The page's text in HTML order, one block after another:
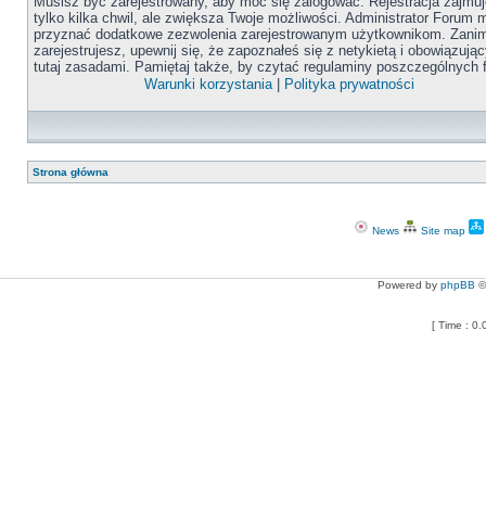
tylko kilka chwil, ale zwiększa Twoje możliwości. Administrator Forum
przyznać dodatkowe zezwolenia zarejestrowanym użytkownikom.
zarejestrujesz, upewnij się, że zapoznałeś się z netykietą i
tutaj zasadami. Pamiętaj także, by czytać regulaminy poszczególnych
Warunki korzystania| Polityka prywatności
Strona główna
News Site map
Powered by phpBB
[ Time :